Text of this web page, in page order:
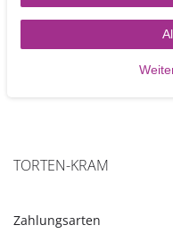
TORTEN-KRAM
Zahlungsarten